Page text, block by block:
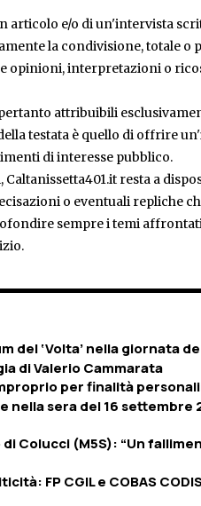
articolo e/o di un'intervista
la condivisione, totale o
opinioni, interpretazioni o
attribuibili
testata è quello di offrire
di interesse pubblico.
resta a
o eventuali repliche
sempre i temi
del ‘Volta’ nella giornata
di Valerio Cammarata
per finalità
nella sera del 16 settembre
Colucci (M5S): “Un
FP CGIL e COBAS